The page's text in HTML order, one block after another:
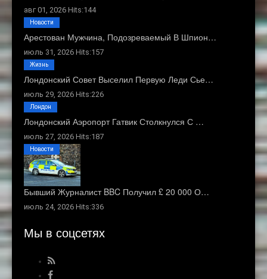
авг 01, 2026 Hits:144
Арестован Мужчина, Подозреваемый В Шпион…
июль 31, 2026 Hits:157
Новости
Лондонский Совет Выселил Первую Леди Сье…
июль 29, 2026 Hits:226
Жизнь
Лондонский Аэропорт Гатвик Столкнулся С …
июль 27, 2026 Hits:187
Лондон
Бывший Журналист BBC Получил £ 20 000 О…
июль 24, 2026 Hits:336
Новости
Мы в соцсетях